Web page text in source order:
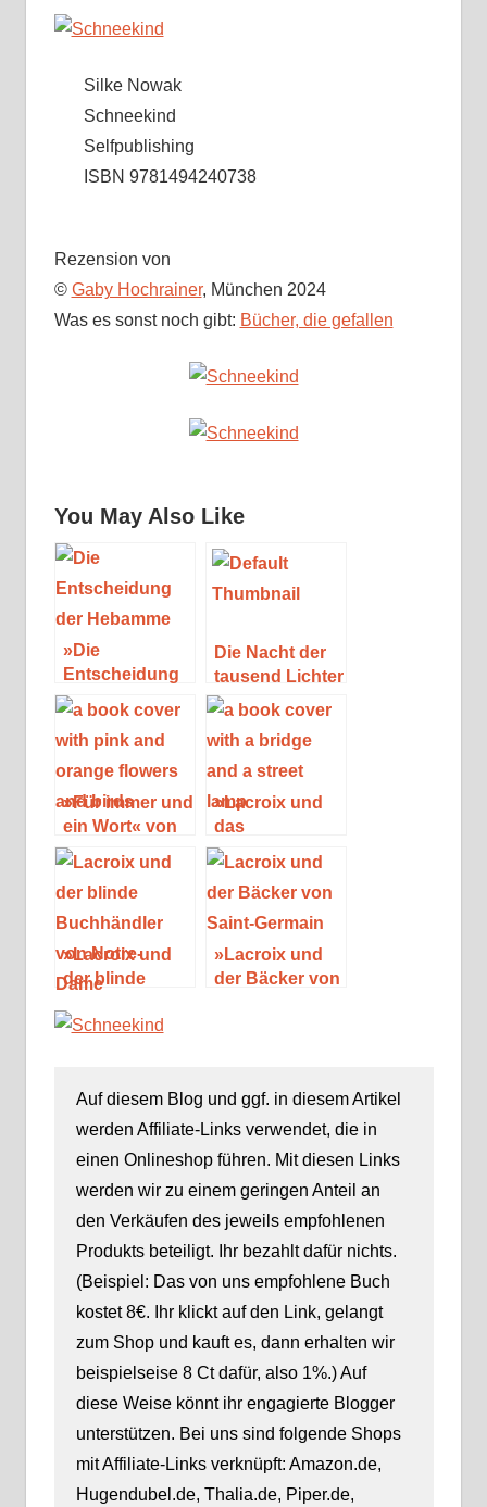
Silke Nowak
Schneekind
Selfpublishing
ISBN 9781494240738
Rezension von
© Gaby Hochrainer, München 2024
Was es sonst noch gibt: Bücher, die gefallen
You May Also Like
»Die
Entscheidung
der Hebamme«
von Sabine
Ebert
Die Nacht der
tausend Lichter
von Silke
»Für immer und
ein Wort« von
Anne Sanders
»Lacroix und
das
Sommerhaus in
Giverny« von
Alex Lépic
»Lacroix und
der blinde
von Notre-
»Lacroix und
der Bäcker von
Auf diesem Blog und ggf. in diesem Artikel
werden Affiliate-Links verwendet, die in
einen Onlineshop führen. Mit diesen Links
werden wir zu einem geringen Anteil an
den Verkäufen des jeweils empfohlenen
Produkts beteiligt. Ihr bezahlt dafür nichts.
(Beispiel: Das von uns empfohlene Buch
kostet 8€. Ihr klickt auf den Link, gelangt
zum Shop und kauft es, dann erhalten wir
beispielseise 8 Ct dafür, also 1%.) Auf
diese Weise könnt ihr engagierte Blogger
unterstützen. Bei uns sind folgende Shops
mit Affiliate-Links verknüpft: Amazon.de,
Hugendubel.de, Thalia.de, Piper.de,